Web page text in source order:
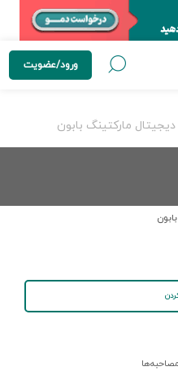
ورود/عضویت
مارکتینگ بابون
مصاحبه‌ها